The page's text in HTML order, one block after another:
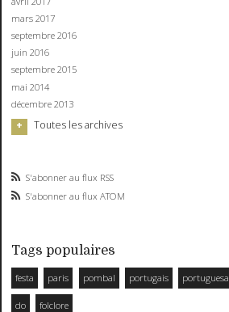
mars 2017
septembre 2016
juin 2016
septembre 2015
mai 2014
décembre 2013
Toutes les archives
S'abonner au flux RSS
S'abonner au flux ATOM
Tags populaires
festa paris pombal portugais portuguesa
do folclore